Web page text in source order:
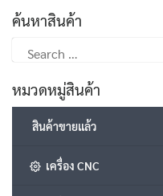
ค้นหาสินค้า
for:
หมวดหมู่สินค้า
สินค้าขายแล้ว
เครื่อง CNC